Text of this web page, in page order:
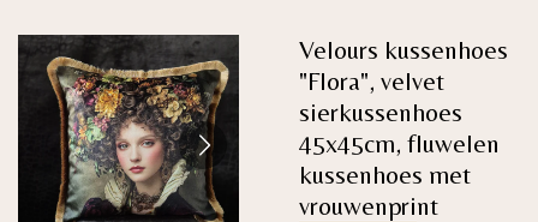
Velours kussenhoes
"Flora", velvet
sierkussenhoes
45x45cm, fluwelen
kussenhoes met
vrouwenprint